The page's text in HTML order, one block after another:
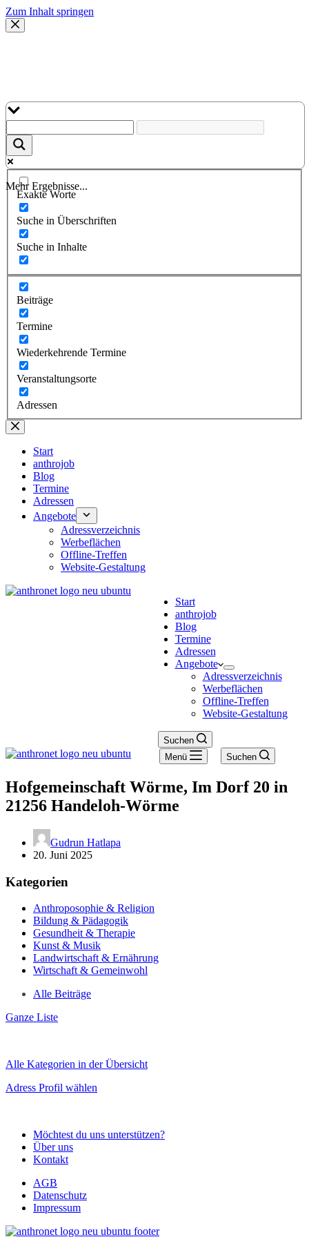
Zum Inhalt springen
Mehr Ergebnisse...
Exakte Worte
Suche in Überschriften
Suche in Inhalte
Beiträge
Termine
Wiederkehrende Termine
Veranstaltungsorte
Adressen
Start
anthrojob
Blog
Termine
Adressen
Angebote
Adressverzeichnis
Werbeflächen
Offline-Treffen
Website-Gestaltung
Start
anthrojob
Blog
Termine
Adressen
Angebote
Adressverzeichnis
Werbeflächen
Offline-Treffen
Website-Gestaltung
Suchen
Menü
Suchen
Hofgemeinschaft Wörme, Im Dorf 20 in
21256 Handeloh-Wörme
Gudrun Hatlapa
20. Juni 2025
Kategorien
Anthroposophie & Religion
Bildung & Pädagogik
Gesundheit & Therapie
Kunst & Musik
Landwirtschaft & Ernährung
Wirtschaft & Gemeinwohl
Alle Beiträge
Ganze Liste
Alle Kategorien in der Übersicht
Adress Profil wählen
Möchtest du uns unterstützen?
Über uns
Kontakt
AGB
Datenschutz
Impressum